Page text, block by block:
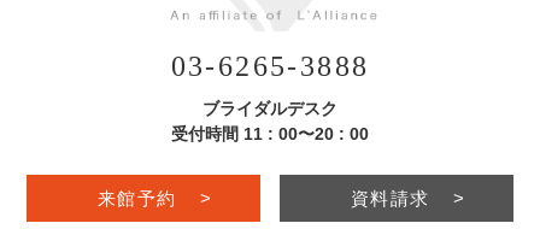
03-6265-3888
ブライダルデスク
受付時間 11 : 00〜20 : 00
来館予約 > 資料請求 >